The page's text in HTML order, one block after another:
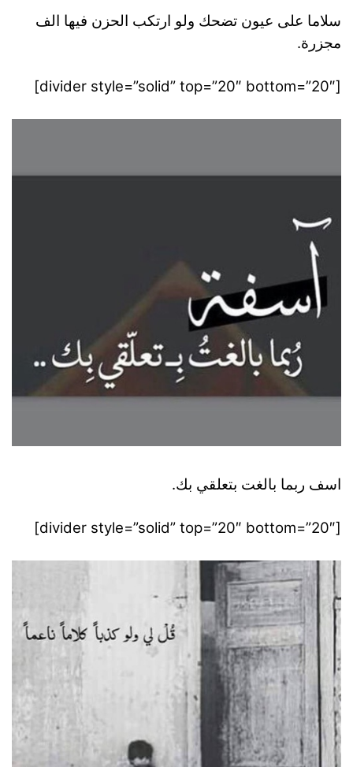
سلاما على عيون تضحك ولو ارتكب الحزن فيها الف
مجزرة.
[divider style=”solid” top=”20″ bottom=”20″]
اسف ربما بالغت بتعلقي بك.
[divider style=”solid” top=”20″ bottom=”20″]